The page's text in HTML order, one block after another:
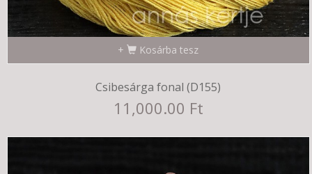
Kosárba tesz
Csibesárga fonal (D155)
11,000.00 Ft